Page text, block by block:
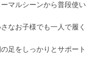
マルシーンから普段使い
なお子様でも一人で履く
足をしっかりとサポート